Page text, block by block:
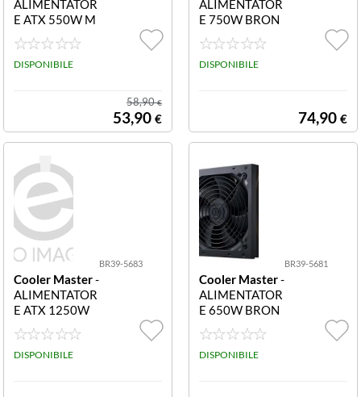
ALIMENTATOR
E ATX 550W M
WE550 V3 BRO
NZE MPE-5501
-ACABW-3BEU
DISPONIBILE
58,90€
53,90 €
ALIMENTATOR
E 750W BRON
ZE 80+ NO MO
D NO MODULA
RE 120MM V3
DISPONIBILE
74,90 €
BR39-5683
Cooler Master-
ALIMENTATOR
E ATX 1250W
MWE GOLD M
PE-C501-AFCA
G-3EEU 1250W
DISPONIBILE
BR39-5681
Cooler Master-
ALIMENTATOR
E 650W BRON
ZE 80+ NO MO
D NO MODULA
RE 120MM V3
DISPONIBILE